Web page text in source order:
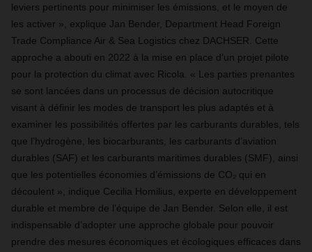
leviers pertinents pour minimiser les émissions, et le moyen de
les activer », explique Jan Bender, Department Head Foreign
Trade Compliance Air & Sea Logistics chez DACHSER. Cette
approche a abouti en 2022 à la mise en place d’un projet pilote
pour la protection du climat avec Ricola. « Les parties prenantes
se sont lancées dans un processus de décision autocritique
visant à définir les modes de transport les plus adaptés et à
examiner les possibilités offertes par les carburants durables, tels
que l’hydrogène, les biocarburants, les carburants d’aviation
durables (SAF) et les carburants maritimes durables (SMF), ainsi
que les potentielles économies d’émissions de CO₂ qui en
découlent », indique Cecilia Homilius, experte en développement
durable et membre de l’équipe de Jan Bender. Selon elle, il est
indispensable d’adopter une approche globale pour pouvoir
prendre des mesures économiques et écologiques efficaces dans